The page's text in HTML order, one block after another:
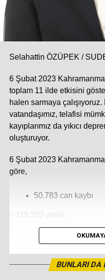
Selahattin ÖZÜPEK /
6 Şubat 2023
toplam 11 ilde etkisini
halen sarmaya
vatandaşımız, telafisi
kayıplarımız da yıkıcı
oluşturuyor.
6 Şubat 2023
göre,
50.783 can kaybı
37.984 yıkılan bina
1.895.348 binada
303.455 acil
BUNLARI DA